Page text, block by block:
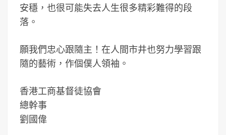
安穩，也很可能失去人生很多精彩難得的段
落。
願我們忠心跟隨主！在人間市井也努力學習跟
隨的藝術，作個僕人領袖。
香港工商基督徒協會
總幹事
劉國偉